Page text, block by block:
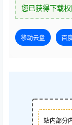
您已获得下载权
移动云盘 百
站内部分